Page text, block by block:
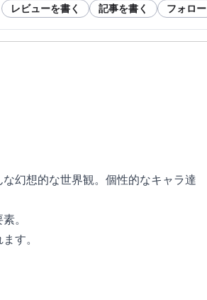
レビューを書く 記事を書く フォロー
幻想的な世界観。個性的なキャラ達
。
す。